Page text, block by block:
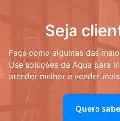
Seja
Faça como algumas das
Use soluções da Aqua para
atender melhor e vender
Quero